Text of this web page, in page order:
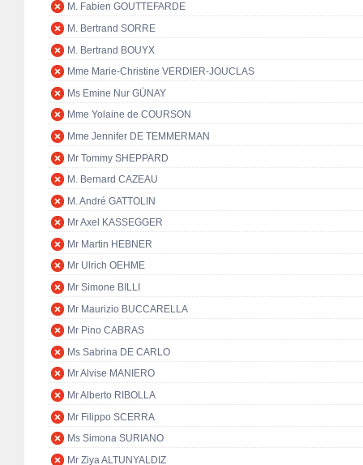
M. Fabien GOUTTEFARDE
M. Bertrand SORRE
M. Bertrand BOUYX
Mme Marie-Christine VERDIER-JOUCLAS
Ms Emine Nur GÜNAY
Mme Yolaine de COURSON
Mme Jennifer DE TEMMERMAN
Mr Tommy SHEPPARD
M. Bernard CAZEAU
M. André GATTOLIN
Mr Axel KASSEGGER
Mr Martin HEBNER
Mr Ulrich OEHME
Mr Simone BILLI
Mr Maurizio BUCCARELLA
Mr Pino CABRAS
Ms Sabrina DE CARLO
Mr Alvise MANIERO
Mr Alberto RIBOLLA
Mr Filippo SCERRA
Ms Simona SURIANO
Mr Ziya ALTUNYALDIZ